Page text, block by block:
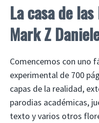
La casa de
Mark Z
Comencemos con uno
experimental de 700
capas de la realidad,
parodias académicas,
texto y varios otros